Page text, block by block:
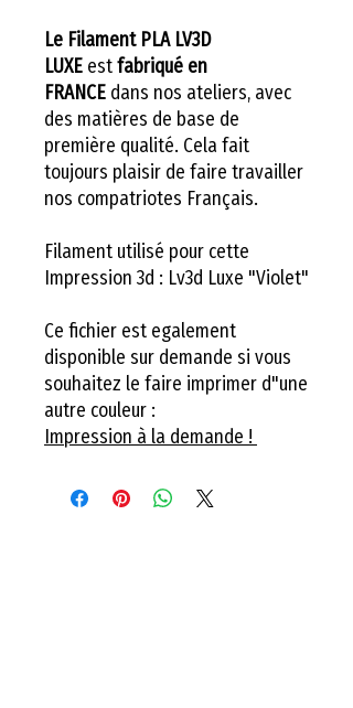
Le Filament PLA LV3D
LUXE estfabriqué en
FRANCE dans nos ateliers, avec
des matières de base de
première qualité. Cela fait
toujours plaisir de faire travailler
nos compatriotes Français.
Filament utilisé pour cette
Impression 3d : Lv3d Luxe "Violet"
Ce fichier est egalement
disponible sur demande si vous
souhaitez le faire imprimer d"une
autre couleur :
Impression à la demande !